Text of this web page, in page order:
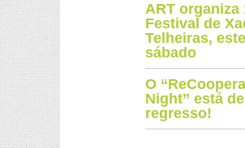
ART organiza
Festival de
Telheiras, este
sábado
O
Night” está de
regresso!